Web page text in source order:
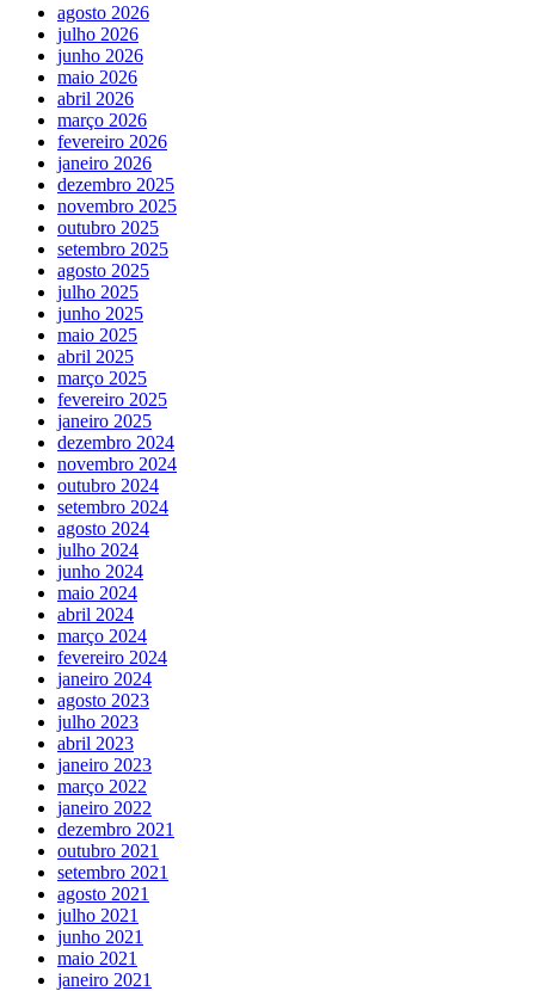
agosto 2026
julho 2026
junho 2026
maio 2026
abril 2026
março 2026
fevereiro 2026
janeiro 2026
dezembro 2025
novembro 2025
outubro 2025
setembro 2025
agosto 2025
julho 2025
junho 2025
maio 2025
abril 2025
março 2025
fevereiro 2025
janeiro 2025
dezembro 2024
novembro 2024
outubro 2024
setembro 2024
agosto 2024
julho 2024
junho 2024
maio 2024
abril 2024
março 2024
fevereiro 2024
janeiro 2024
agosto 2023
julho 2023
abril 2023
janeiro 2023
março 2022
janeiro 2022
dezembro 2021
outubro 2021
setembro 2021
agosto 2021
julho 2021
junho 2021
maio 2021
janeiro 2021